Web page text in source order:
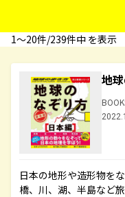
1〜20件/239件中 を表示
地
日本の地形や造形物を
橋、川、湖、半島など